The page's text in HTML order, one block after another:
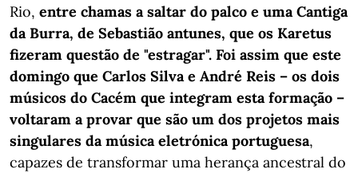
Rio, entre chamas a saltar do palco e uma Cantiga
da Burra, de Sebastião antunes, que os Karetus
fizeram questão de "estragar". Foi assim que este
domingo que Carlos Silva e André Reis – os dois
músicos do Cacém que integram esta formação –
voltaram a provar que são um dos projetos mais
singulares da música eletrónica portuguesa,
capazes de transformar uma herança ancestral do